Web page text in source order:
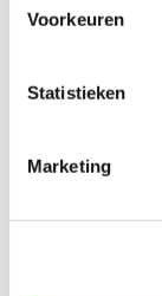
Voorkeuren
Statistieken
Marketing